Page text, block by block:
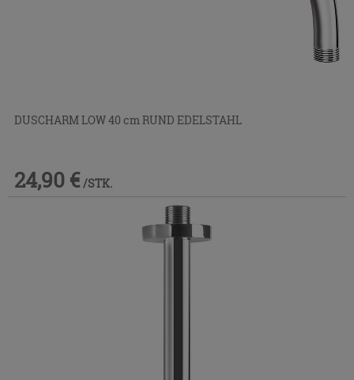
DUSCHARM LOW 40 cm RUND EDELSTAHL
24,90 € /STK.